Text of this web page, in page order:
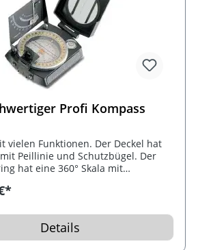
Profi Kompass
vielen Funktionen. Der Deckel hat
Peillinie und Schutzbügel. Der
hat eine 360° Skala mit
jeder 10. Grad numerisch,
Werbegeschenk ein Linsensystem
N/S- und O/S-Linien,
mit cm- und inch-Lineal, eine
Details